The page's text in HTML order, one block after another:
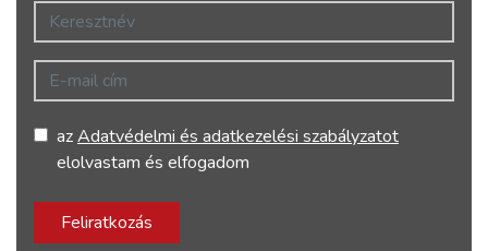
Keresztnév
E-mail cím
azAdatvédelmi és adatkezelési szabályzatot
elolvastam és elfogadom
Feliratkozás